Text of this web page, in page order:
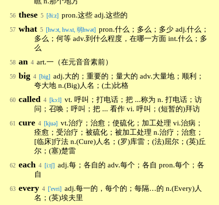
56 these 5 [ði:z] pron.这些 adj.这些的
57 what 5 [hwɔt, hwʌt, 弱hwət] pron.什么；多么；多少 adj.什么；
多么；何等 adv.到什么程度，在哪一方面 int.什么；多
么
58 an 4 art.一（在元音音素前）
59 big 4 [big] adj.大的；重要的；量大的 adv.大量地；顺利；
夸大地 n.(Big)人名；(土)比格
60 called 4 [kɔːl] vt. 呼叫；打电话；把 ...称为 n. 打电话；访
问；召唤；呼叫；把 ... 看作 vi. 呼叫；(短暂的)拜访
61 cure 4 [kjuə] vt.治疗；治愈；使硫化；加工处理 vi.治病；
痊愈；受治疗；被硫化；被加工处理 n.治疗；治愈；
[临床]疗法 n.(Cure)人名；(罗)库雷；(法)屈尔；(英)丘
尔；(塞)楚雷
62 each 4 [i:tʃ] adj.每；各自的 adv.每个；各自 pron.每个；各
自
63 every 4 ['evri] adj.每一的，每个的；每隔…的 n.(Every)人
名；(英)埃夫里